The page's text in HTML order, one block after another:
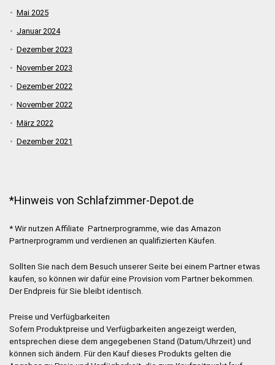
Mai 2025
Januar 2024
Dezember 2023
November 2023
Dezember 2022
November 2022
März 2022
Dezember 2021
*Hinweis von Schlafzimmer-Depot.de
* Wir nutzen Affiliate Partnerprogramme, wie das Amazon
Partnerprogramm und verdienen an qualifizierten Käufen.
Sollten Sie nach dem Besuch unserer Seite bei einem Partner etwas
kaufen, so können wir dafür eine Provision vom Partner bekommen.
Der Endpreis für Sie bleibt identisch.
Preise und Verfügbarkeiten
Sofern Produktpreise und Verfügbarkeiten angezeigt werden,
entsprechen diese dem angegebenen Stand (Datum/Uhrzeit) und
können sich ändern. Für den Kauf dieses Produkts gelten die